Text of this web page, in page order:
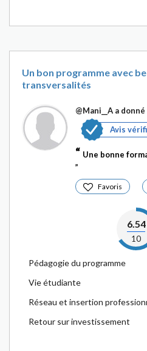
Un bon programme avec
transversalités
@Mani__A a
Avis
Une bonne
Favoris
6.54
10
Pédagogie du programme
Vie étudiante
Réseau et insertion
Retour sur investissement